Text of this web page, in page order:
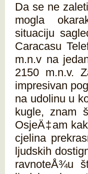
Da se ne
mogla
situaciju
Caracasu
m.n.v na
2150 m.n.v.
impresivan
na udolinu u
kugle, znam
OsjeÄ‡am
cjelina
ljudskih
ravnoteÅ¾u